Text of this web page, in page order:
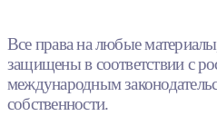
Все права на любые
защищены в соответствии с
международным
собственности.